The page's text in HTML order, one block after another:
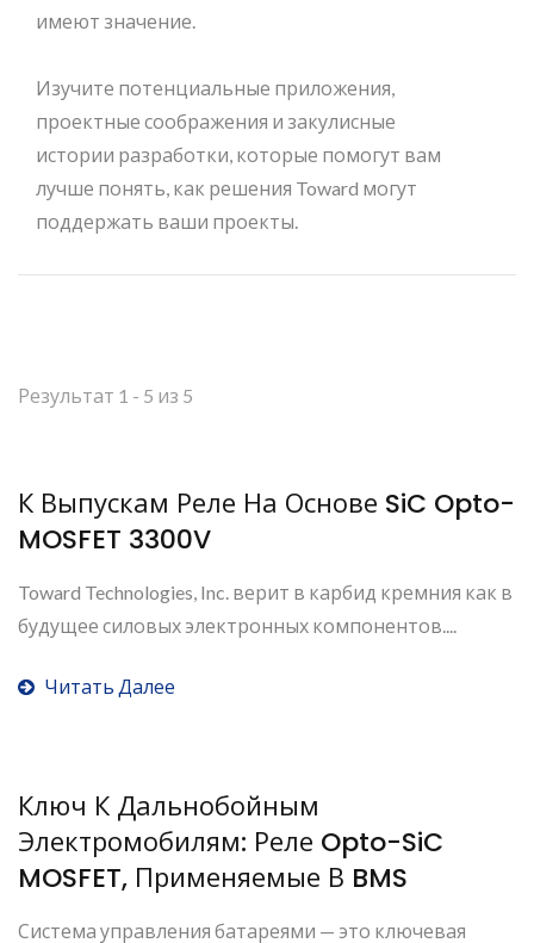
имеют значение.
Изучите потенциальные приложения,
проектные соображения и закулисные
истории разработки, которые помогут вам
лучше понять, как решения Toward могут
поддержать ваши проекты.
Результат 1 - 5 из 5
К Выпускам Реле На Основе SiC Opto-
MOSFET 3300V
Toward Technologies, Inc. верит в карбид кремния как в
будущее силовых электронных компонентов....
Читать Далее
Ключ К Дальнобойным
Электромобилям: Реле Opto-SiC
MOSFET, Применяемые В BMS
Система управления батареями — это ключевая